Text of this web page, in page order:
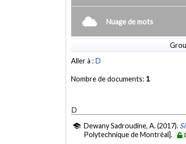
Nuage de mots
Aller à :D
Nombre de documents: 1
D
Dewany Sadroudine, A. (2017).
Polytechnique de Montréal].